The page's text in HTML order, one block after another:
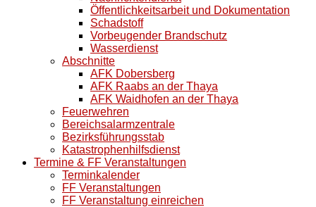
Öffentlichkeitsarbeit und Dokumentation
Schadstoff
Vorbeugender Brandschutz
Wasserdienst
Abschnitte
AFK Dobersberg
AFK Raabs an der Thaya
AFK Waidhofen an der Thaya
Feuerwehren
Bereichsalarmzentrale
Bezirksführungsstab
Katastrophenhilfsdienst
Termine & FF Veranstaltungen
Terminkalender
FF Veranstaltungen
FF Veranstaltung einreichen